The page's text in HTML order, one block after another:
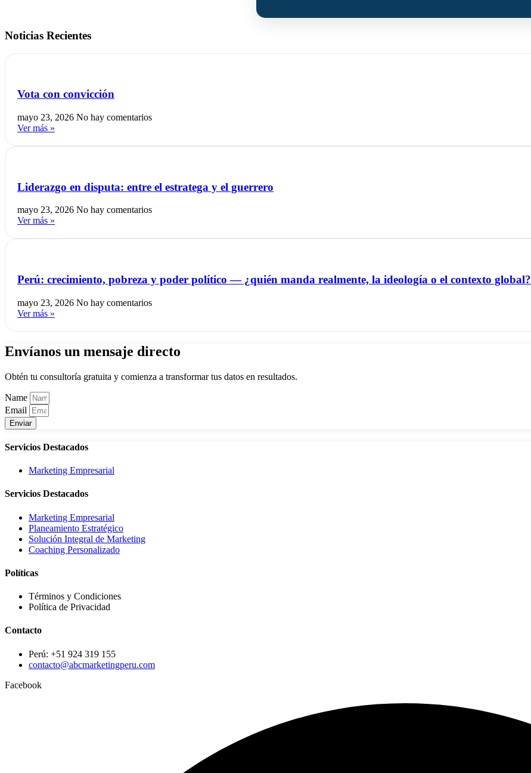
Noticias Recientes
Vota con convicción
mayo 23, 2026 No hay comentarios
Ver más »
Liderazgo en disputa: entre el estratega y el guerrero
mayo 23, 2026 No hay comentarios
Ver más »
Perú: crecimiento, pobreza y poder político — ¿quién manda realmente, la ideología o el contexto global?
mayo 23, 2026 No hay comentarios
Ver más »
Envíanos un mensaje directo
Obtén tu consultoría gratuita y comienza a transformar tus datos en resultados.
Name
Email
Enviar
Servicios Destacados
Marketing Empresarial
Servicios Destacados
Marketing Empresarial
Planeamiento Estratégico
Solución Integral de Marketing
Coaching Personalizado
Políticas
Términos y Condiciones
Política de Privacidad
Contacto
Perú: +51 924 319 155
contacto@abcmarketingperu.com
Facebook